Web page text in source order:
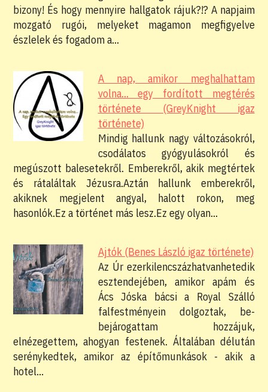
bizony! És hogy mennyire hallgatok rájuk?!? A napjaim
mozgató rugói, melyeket magamon megfigyelve
észlelek és fogadom a…
A nap, amikor meghalhattam
volna… egy fordított megtérés
története (GreyKnight igaz
története)
Mindig hallunk nagy változásokról,
csodálatos gyógyulásokról és
megúszott balesetekről. Emberekről, akik megtértek
és rátaláltak Jézusra.Aztán hallunk emberekről,
akiknek megjelent angyal, halott rokon, meg
hasonlók.Ez a történet más lesz.Ez egy olyan…
Ajtók (Benes László igaz története)
Az Úr ezerkilencszázhatvanhetedik
esztendejében, amikor apám és
Ács Jóska bácsi a Royal Szálló
falfestményein dolgoztak, be-
bejárogattam hozzájuk,
elnézegettem, ahogyan festenek. Általában délután
serénykedtek, amikor az építőmunkások - akik a
hotel…